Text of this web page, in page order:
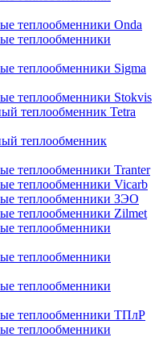
теплообменники Onda
теплообменники
теплообменники Sigma
теплообменники Stokvis
теплообменник Tetra
теплообменник
теплообменники Tranter
теплообменники Vicarb
теплообменники ЗЭО
теплообменники Zilmet
теплообменники
теплообменники
теплообменники
теплообменники ТПлР
теплообменники